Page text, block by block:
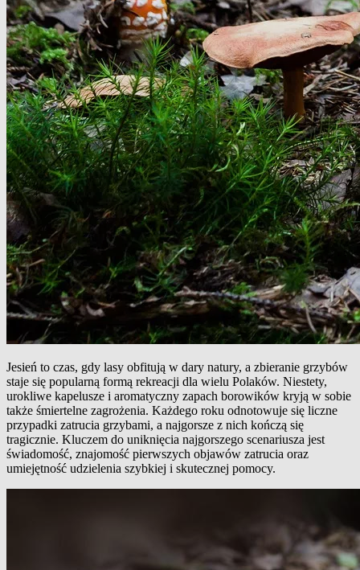
Jesień to czas, gdy lasy obfitują w dary natury, a zbieranie grzybów
staje się popularną formą rekreacji dla wielu Polaków. Niestety,
urokliwe kapelusze i aromatyczny zapach borowików kryją w sobie
także śmiertelne zagrożenia. Każdego roku odnotowuje się liczne
przypadki zatrucia grzybami, a najgorsze z nich kończą się
tragicznie. Kluczem do uniknięcia najgorszego scenariusza jest
świadomość, znajomość pierwszych objawów zatrucia oraz
umiejętność udzielenia szybkiej i skutecznej pomocy.